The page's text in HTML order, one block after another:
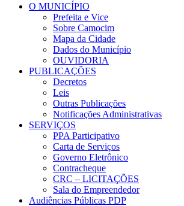
O MUNICÍPIO
Prefeita e Vice
Sobre Camocim
Mapa da Cidade
Dados do Município
OUVIDORIA
PUBLICAÇÕES
Decretos
Leis
Outras Publicações
Notificações Administrativas
SERVIÇOS
PPA Participativo
Carta de Serviços
Governo Eletrônico
Contracheque
CRC – LICITAÇÕES
Sala do Empreendedor
Audiências Públicas PDP